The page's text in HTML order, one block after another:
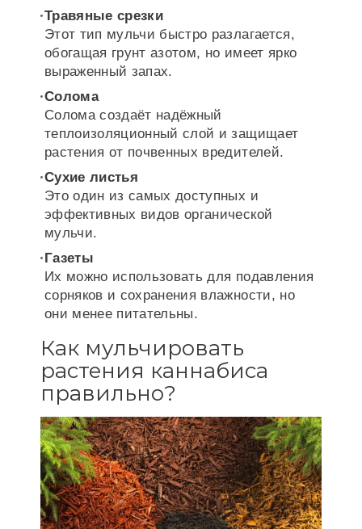
Травяные срезки
Этот тип мульчи быстро разлагается,
обогащая грунт азотом, но имеет ярко
выраженный запах.
Солома
Солома создаёт надёжный
теплоизоляционный слой и защищает
растения от почвенных вредителей.
Сухие листья
Это один из самых доступных и
эффективных видов органической
мульчи.
Газеты
Их можно использовать для подавления
сорняков и сохранения влажности, но
они менее питательны.
Как мульчировать
растения каннабиса
правильно?